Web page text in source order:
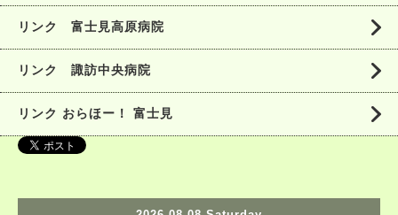
リンク 富士見高原病院
リンク 諏訪中央病院
リンク おらほー！ 富士見